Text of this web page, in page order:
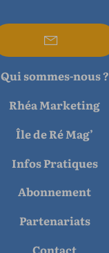
Qui sommes-nous ?
Rhéa Marketing
Île de Ré Mag’
Infos Pratiques
Abonnement
Partenariats